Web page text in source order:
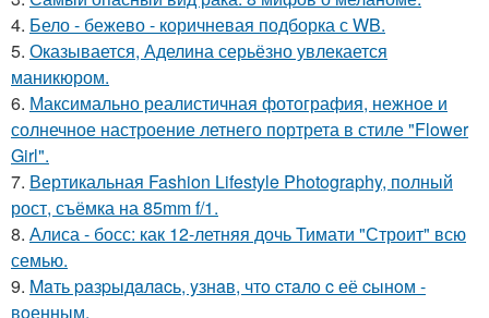
4. Бело - бежево - коричневая подборка с WB.
5. Оказывается, Аделина серьёзно увлекается
маникюром.
6. Максимально реалистичная фотография, нежное и
солнечное настроение летнего портрета в стиле "Flower
Girl".
7. Вертикальная Fashion Lifestyle Photography, полный
рост, съёмка на 85mm f/1.
8. Алиса - босс: как 12-летняя дочь Тимати "Строит" всю
семью.
9. Maть paзpыдaлacь, yзнaв, чтo cтaлo c её cынoм -
вoенным.